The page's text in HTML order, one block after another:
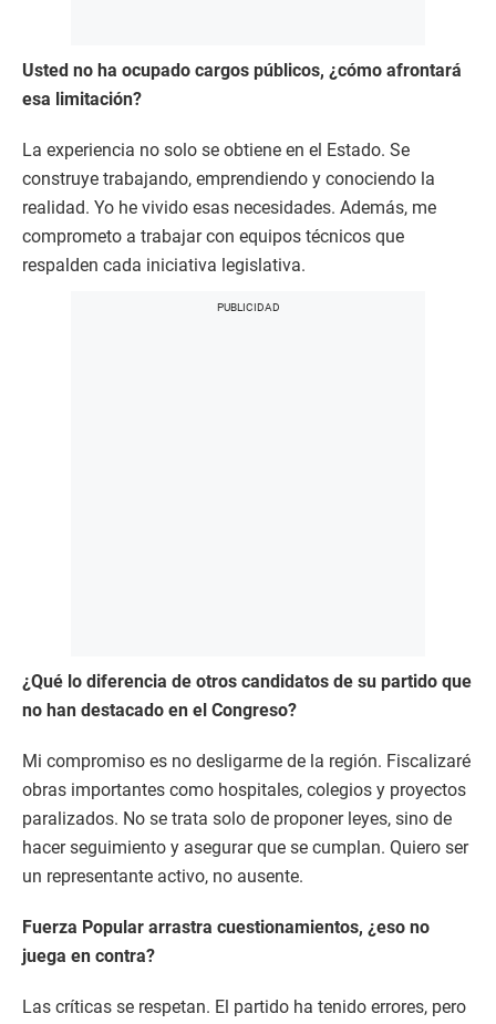
Usted no ha ocupado cargos públicos, ¿cómo afrontará
esa limitación?
La experiencia no solo se obtiene en el Estado. Se
construye trabajando, emprendiendo y conociendo la
realidad. Yo he vivido esas necesidades. Además, me
comprometo a trabajar con equipos técnicos que
respalden cada iniciativa legislativa.
¿Qué lo diferencia de otros candidatos de su partido que
no han destacado en el Congreso?
Mi compromiso es no desligarme de la región. Fiscalizaré
obras importantes como hospitales, colegios y proyectos
paralizados. No se trata solo de proponer leyes, sino de
hacer seguimiento y asegurar que se cumplan. Quiero ser
un representante activo, no ausente.
Fuerza Popular arrastra cuestionamientos, ¿eso no
juega en contra?
Las críticas se respetan. El partido ha tenido errores, pero